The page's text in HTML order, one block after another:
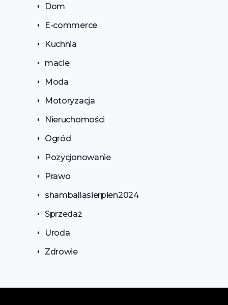
Dom
E-commerce
Kuchnia
macie
Moda
Motoryzacja
Nieruchomości
Ogród
Pozycjonowanie
Prawo
shamballasierpien2024
Sprzedaż
Uroda
Zdrowie